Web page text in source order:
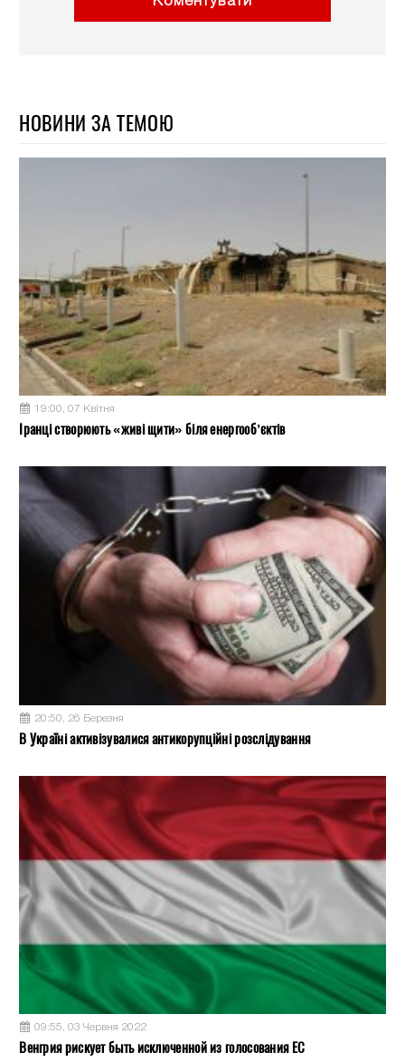
НОВИНИ ЗА ТЕМОЮ
19:00, 07 Квітня
Іранці створюють «живі щити» біля енергооб’єктів
20:50, 26 Березня
В Україні активізувалися антикорупційні розслідування
09:55, 03 Червня 2022
Венгрия рискует быть исключенной из голосования ЕС